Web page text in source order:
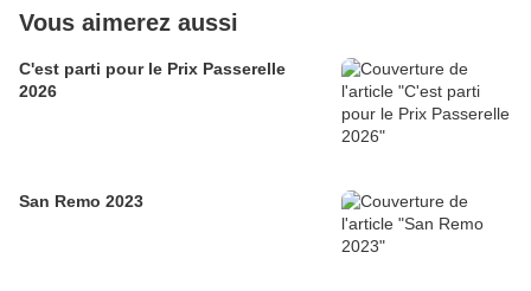
Vous aimerez aussi
C'est parti pour le Prix Passerelle
2026
San Remo 2023